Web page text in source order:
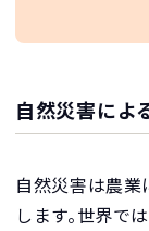
自然災害によ
自然災害は農業
します。世界で